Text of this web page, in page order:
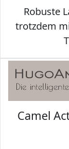
Robuste
trotzdem
Camel